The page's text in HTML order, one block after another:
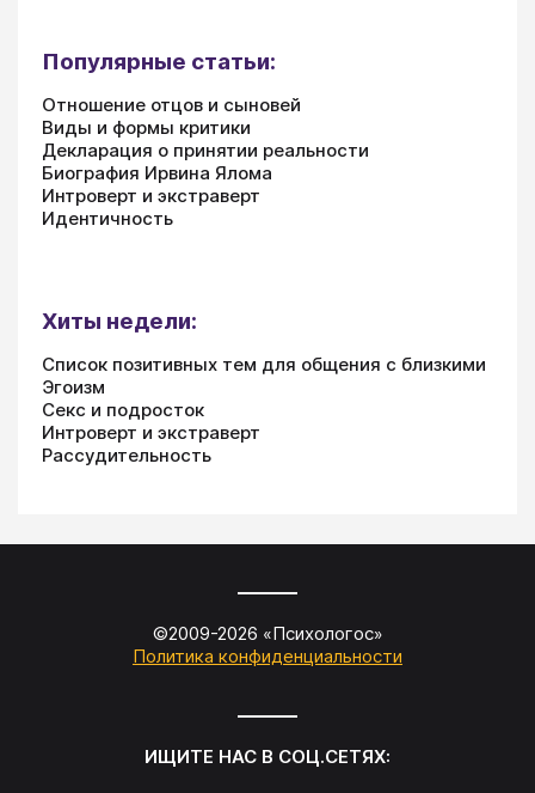
Популярные статьи:
Отношение отцов и сыновей
Виды и формы критики
Декларация о принятии реальности
Биография Ирвина Ялома
Интроверт и экстраверт
Идентичность
Хиты недели:
Список позитивных тем для общения с близкими
Эгоизм
Секс и подросток
Интроверт и экстраверт
Рассудительность
©2009-2026 «Психологос»
Политика конфиденциальности
ИЩИТЕ НАС В СОЦ.СЕТЯХ: